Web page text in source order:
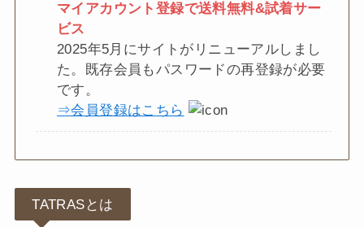
マイアカウント登録で送料無料&試着サー
ビス
2025年5月にサイトがリニューアルしまし
た。既存会員もパスワードの再登録が必要
です。
⇒会員登録はこちら
TATRASとは